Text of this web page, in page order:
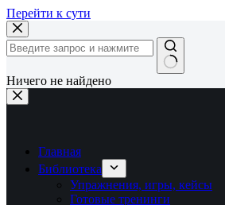
Перейти к сути
Ничего не найдено
Главная
Библиотека
Упражнения, игры, кейсы
Готовые тренинги